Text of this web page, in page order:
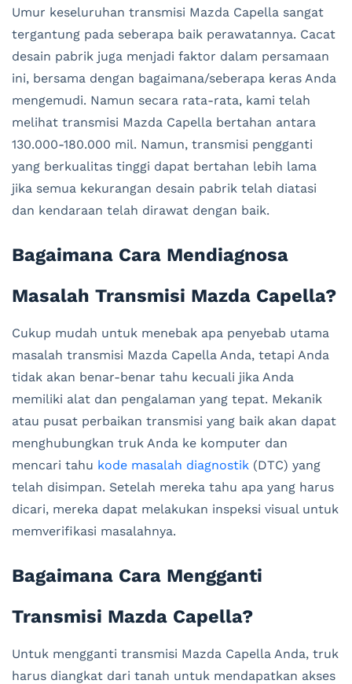
Umur keseluruhan transmisi Mazda Capella sangat
tergantung pada seberapa baik perawatannya. Cacat
desain pabrik juga menjadi faktor dalam persamaan
ini, bersama dengan bagaimana/seberapa keras Anda
mengemudi. Namun secara rata-rata, kami telah
melihat transmisi Mazda Capella bertahan antara
130.000-180.000 mil. Namun, transmisi pengganti
yang berkualitas tinggi dapat bertahan lebih lama
jika semua kekurangan desain pabrik telah diatasi
dan kendaraan telah dirawat dengan baik.
Bagaimana Cara Mendiagnosa
Masalah Transmisi Mazda Capella?
Cukup mudah untuk menebak apa penyebab utama
masalah transmisi Mazda Capella Anda, tetapi Anda
tidak akan benar-benar tahu kecuali jika Anda
memiliki alat dan pengalaman yang tepat. Mekanik
atau pusat perbaikan transmisi yang baik akan dapat
menghubungkan truk Anda ke komputer dan
mencari tahu kode masalah diagnostik (DTC) yang
telah disimpan. Setelah mereka tahu apa yang harus
dicari, mereka dapat melakukan inspeksi visual untuk
memverifikasi masalahnya.
Bagaimana Cara Mengganti
Transmisi Mazda Capella?
Untuk mengganti transmisi Mazda Capella Anda, truk
harus diangkat dari tanah untuk mendapatkan akses